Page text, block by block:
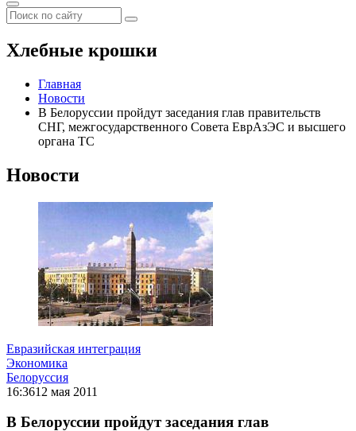
Хлебные крошки
Главная
Новости
В Белоруссии пройдут заседания глав правительств
СНГ, межгосударственного Совета ЕврАзЭС и высшего
органа ТС
Новости
Евразийская интеграция
Экономика
Белоруссия
16:3612 мая 2011
В Белоруссии пройдут заседания глав